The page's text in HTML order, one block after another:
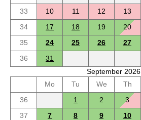
33
10 11 12 13
34
17 18 19 20
35
24 25 26 27
36
31
September 2026
Mo
Tu We Th
36
1 2 3
37
7 8 9 10